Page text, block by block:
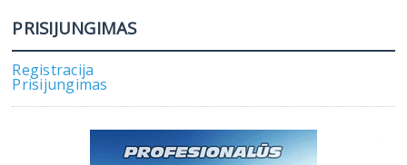
PRISIJUNGIMAS
Registracija
Prisijungimas